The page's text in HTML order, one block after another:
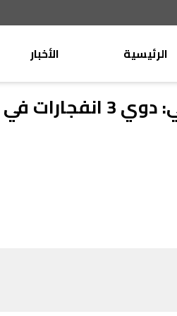
الرئيسية
الأخبار
محليات
عربي دولي
التلفزيون